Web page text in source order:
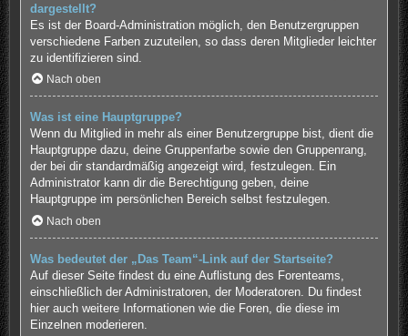
dargestellt?
Es ist der Board-Administration möglich, den Benutzergruppen
verschiedene Farben zuzuteilen, so dass deren Mitglieder leichter
zu identifizieren sind.
Nach oben
Was ist eine Hauptgruppe?
Wenn du Mitglied in mehr als einer Benutzergruppe bist, dient die
Hauptgruppe dazu, deine Gruppenfarbe sowie den Gruppenrang,
der bei dir standardmäßig angezeigt wird, festzulegen. Ein
Administrator kann dir die Berechtigung geben, deine
Hauptgruppe im persönlichen Bereich selbst festzulegen.
Nach oben
Was bedeutet der „Das Team“-Link auf der Startseite?
Auf dieser Seite findest du eine Auflistung des Forenteams,
einschließlich der Administratoren, der Moderatoren. Du findest
hier auch weitere Informationen wie die Foren, die diese im
Einzelnen moderieren.